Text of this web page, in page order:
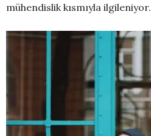
mühendislik kısmıyla ilgileniyor.